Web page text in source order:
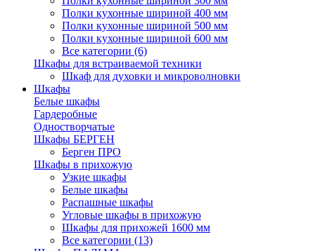
Полки кухонные шириной 400 мм
Полки кухонные шириной 500 мм
Полки кухонные шириной 600 мм
Все категории (6)
Шкафы для встраиваемой техники
Шкаф для духовки и микроволновки
Шкафы
Белые шкафы
Гардеробные
Одностворчатые
Шкафы БЕРГЕН
Берген ПРО
Шкафы в прихожую
Узкие шкафы
Белые шкафы
Распашные шкафы
Угловые шкафы в прихожую
Шкафы для прихожей 1600 мм
Все категории (13)